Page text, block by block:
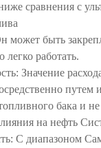
сравнения с
может быть
работать.
Значение
путем
бака и
на нефть
С диапазоном